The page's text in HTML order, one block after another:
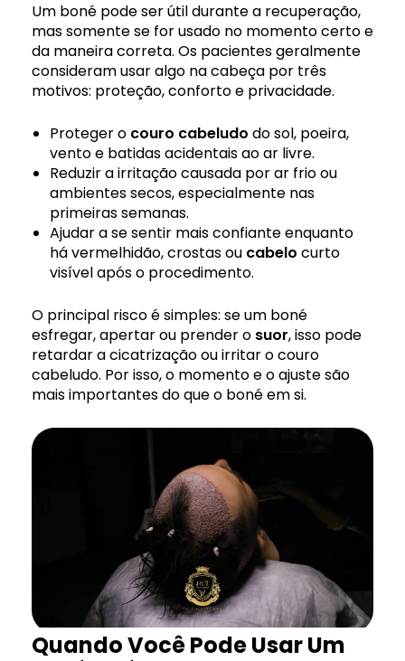
Um boné pode ser útil durante a recuperação,
mas somente se for usado no momento certo e
da maneira correta. Os pacientes geralmente
consideram usar algo na cabeça por três
motivos: proteção, conforto e privacidade.
Proteger o couro cabeludo do sol, poeira,
vento e batidas acidentais ao ar livre.
Reduzir a irritação causada por ar frio ou
ambientes secos, especialmente nas
primeiras semanas.
Ajudar a se sentir mais confiante enquanto
há vermelhidão, crostas ou cabelo curto
visível após o procedimento.
O principal risco é simples: se um boné
esfregar, apertar ou prender o suor, isso pode
retardar a cicatrização ou irritar o couro
cabeludo. Por isso, o momento e o ajuste são
mais importantes do que o boné em si.
Quando Você Pode Usar Um